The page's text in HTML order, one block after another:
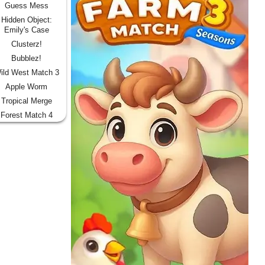
Guess Mess
Hidden Object:
Emily's Case
Clusterz!
Bubblez!
West Match 3
Apple Worm
Tropical Merge
Forest Match 4